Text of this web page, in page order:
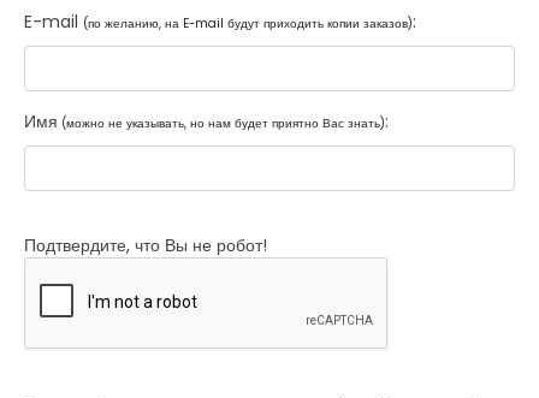
E-mail (по желанию, на E-mail будут приходить копии заказов):
Имя (можно не указывать, но нам будет приятно Вас знать):
Подтвердите, что Вы не робот!